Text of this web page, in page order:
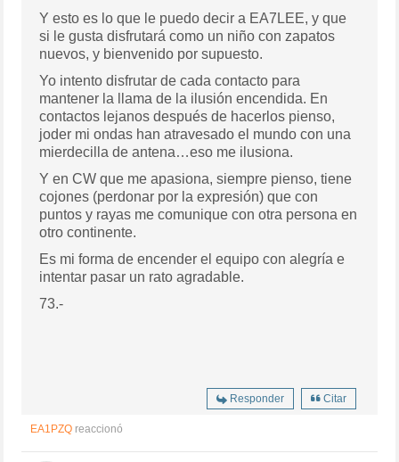
Y esto es lo que le puedo decir a EA7LEE, y que
si le gusta disfrutará como un niño con zapatos
nuevos, y bienvenido por supuesto.
Yo intento disfrutar de cada contacto para
mantener la llama de la ilusión encendida. En
contactos lejanos después de hacerlos pienso,
joder mi ondas han atravesado el mundo con una
mierdecilla de antena…eso me ilusiona.
Y en CW que me apasiona, siempre pienso, tiene
cojones (perdonar por la expresión) que con
puntos y rayas me comunique con otra persona en
otro continente.
Es mi forma de encender el equipo con alegría e
intentar pasar un rato agradable.
73.-
Responder Citar
EA1PZQ reaccionó